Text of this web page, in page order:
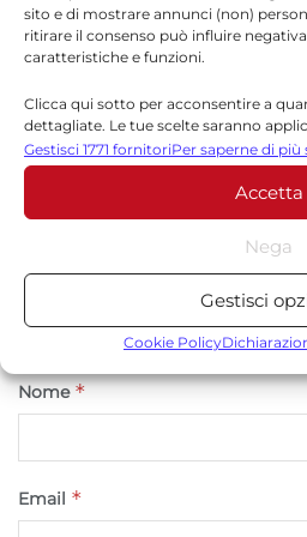
sito e di mostrare annunci (non)
ritirare il consenso può influire
caratteristiche e funzioni.
Clicca qui sotto per acconsentire a
dettagliate. Le tue scelte saranno
sito. È possibile modificare le
compreso il ritiro del consenso,
Policy o cliccando sul pulsante di
inferiore dello schermo.
Statistiche
Archiviare informazioni su dispositivo
prestazioni degli annunci, Misurare
combinazione di dati provenienti da
Archiviare informazioni su dispositivo
dati limitati per la selezione della
Gestisci 1771 fornitoriPer saperne di più
Accetta
Nega
Gestisci
Cookie Policy
Il tuo indirizzo email non sarà
obbligatori sono contrassegnati*
Commento*
Nome*
Email *